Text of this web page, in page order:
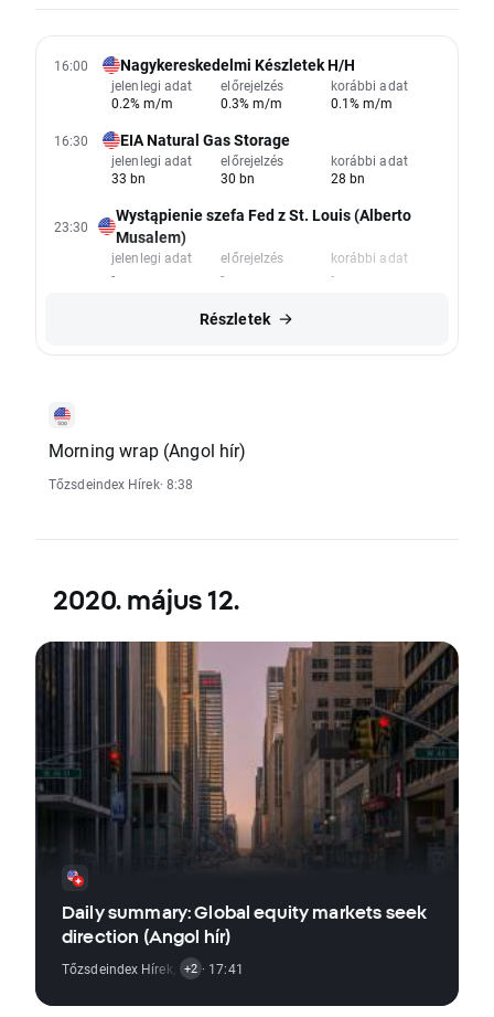
16:00 Nagykereskedelmi Készletek H/H
jelenlegi adat
0.2% m/m
előrejelzés
0.3% m/m
korábbi adat
0.1% m/m
16:30 EIA Natural Gas Storage
jelenlegi adat
33 bn
előrejelzés
30 bn
korábbi adat
28 bn
23:30
Wystąpienie szefa Fed z St. Louis (Alberto
Musalem)
jelenlegi adat
-
előrejelzés
-
korábbi adat
-
Részletek
Morning wrap (Angol hír)
Tőzsdeindex Hírek· 8:38
2020. május 12.
Daily summary: Global equity markets seek
direction (Angol hír)
Tőzsdeindex Hírek Árupiaci Hírek
+2 · 17:41